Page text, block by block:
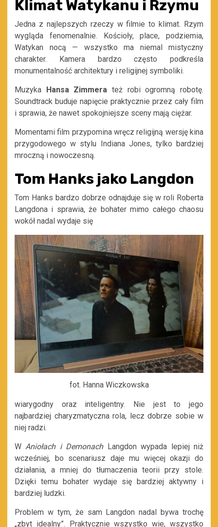
Klimat Watykanu i Rzymu
Jedna z najlepszych rzeczy w filmie to klimat. Rzym
wygląda fenomenalnie. Kościoły, place, podziemia,
Watykan nocą — wszystko ma niemal mistyczny
charakter. Kamera bardzo często podkreśla
monumentalność architektury i religijnej symboliki.
Muzyka Hansa Zimmera też robi ogromną robotę.
Soundtrack buduje napięcie praktycznie przez cały film
i sprawia, że nawet spokojniejsze sceny mają ciężar.
Momentami film przypomina wręcz religijną wersję kina
przygodowego w stylu Indiana Jones, tylko bardziej
mroczną i nowoczesną.
Tom Hanks jako Langdon
Tom Hanks bardzo dobrze odnajduje się w roli Roberta
Langdona i sprawia, że bohater mimo całego chaosu
wokół nadal wydaje się
fot. Hanna Wiczkowska
wiarygodny oraz inteligentny. Nie jest to jego
najbardziej charyzmatyczna rola, lecz dobrze sobie w
niej radzi.
WAniołach i DemonachLangdon wypada lepiej niż
wcześniej, bo scenariusz daje mu więcej okazji do
działania, a mniej do tłumaczenia teorii przy stole.
Dzięki temu bohater wydaje się bardziej aktywny i
bardziej ludzki.
Problem w tym, że sam Langdon nadal bywa trochę
„zbyt idealny”. Praktycznie wszystko wie, wszystko